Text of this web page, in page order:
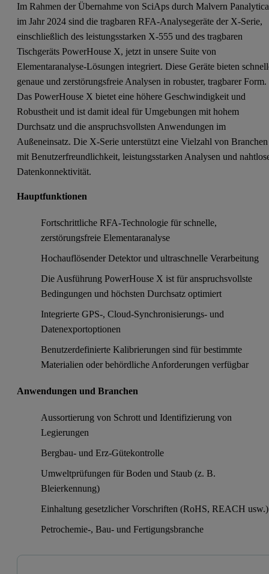
Im Rahmen der Übernahme von SciAps durch Malvern
im Jahr 2024 sind die tragbaren RFA-Analysegeräte der X-Serie,
einschließlich des leistungsstarken X-555 und des tragbaren
Tischgeräts PowerHouse X, jetzt in unsere Suite von
Elementaranalyse-Lösungen integriert. Diese Geräte bieten
genaue und zerstörungsfreie Analysen in robuster, tragbarer Form.
Das PowerHouse X bietet eine höhere Geschwindigkeit und
Robustheit und ist damit ideal für Umgebungen mit hohem
Durchsatz und die anspruchsvollsten Anwendungen im
Außeneinsatz. Die X-Serie unterstützt eine Vielzahl von Branchen
mit Benutzerfreundlichkeit, leistungsstarken Analysen und
Datenkonnektivität.
Hauptfunktionen
Fortschrittliche RFA-Technologie für schnelle,
zerstörungsfreie Elementaranalyse
Hochauflösender Detektor und ultraschnelle Verarbeitung
Die Ausführung PowerHouse X ist für anspruchsvollste
Bedingungen und höchsten Durchsatz optimiert
Integrierte GPS-, Cloud-Synchronisierungs- und
Datenexportoptionen
Benutzerdefinierte Kalibrierungen sind für bestimmte
Materialien oder behördliche Anforderungen verfügbar
Anwendungen und Branchen
Aussortierung von Schrott und Identifizierung von
Legierungen
Bergbau- und Erz-Gütekontrolle
Umweltprüfungen für Boden und Staub (z. B.
Bleierkennung)
Einhaltung gesetzlicher Vorschriften (RoHS, REACH usw.)
Petrochemie-, Bau- und Fertigungsbranche